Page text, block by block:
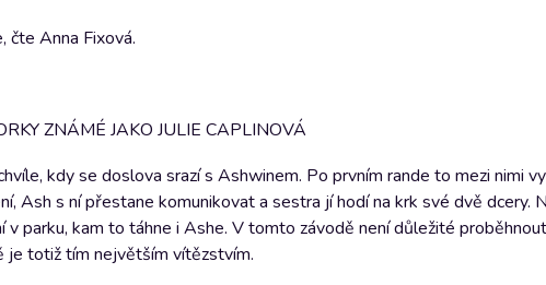
čte Anna Fixová.
ZNÁMÉ JAKO JULIE CAPLINOVÁ
kdy se doslova srazí s Ashwinem. Po prvním rande to mezi nimi
Ash s ní přestane komunikovat a sestra jí hodí na krk své dvě dcery.
parku, kam to táhne i Ashe. V tomto závodě není důležité
je totiž tím největším vítězstvím.